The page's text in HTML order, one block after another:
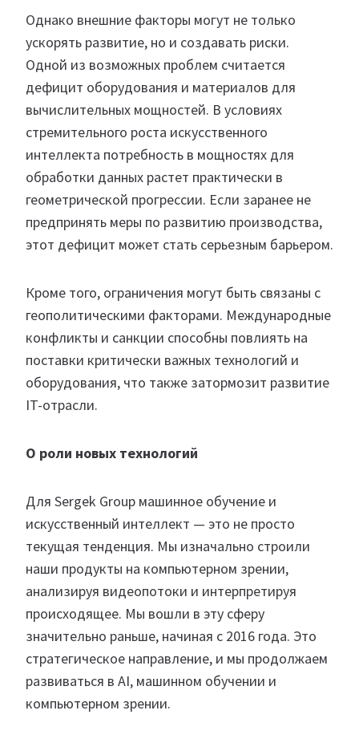
Однако внешние факторы могут не только
ускорять развитие, но и создавать риски.
Одной из возможных проблем считается
дефицит оборудования и материалов для
вычислительных мощностей. В условиях
стремительного роста искусственного
интеллекта потребность в мощностях для
обработки данных растет практически в
геометрической прогрессии. Если заранее не
предпринять меры по развитию производства,
этот дефицит может стать серьезным барьером.
Кроме того, ограничения могут быть связаны с
геополитическими факторами. Международные
конфликты и санкции способны повлиять на
поставки критически важных технологий и
оборудования, что также затормозит развитие
IT-отрасли.
О роли новых технологий
Для Sergek Group машинное обучение и
искусственный интеллект — это не просто
текущая тенденция. Мы изначально строили
наши продукты на компьютерном зрении,
анализируя видеопотоки и интерпретируя
происходящее. Мы вошли в эту сферу
значительно раньше, начиная с 2016 года. Это
стратегическое направление, и мы продолжаем
развиваться в AI, машинном обучении и
компьютерном зрении.